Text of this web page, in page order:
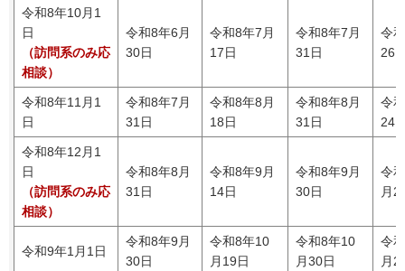
令和8年10月1
日
（訪問系のみ応
相談）
令和8年6月
30日
令和8年7月
17日
令和8年7月
31日
令
26
令和8年11月1
日
令和8年7月
31日
令和8年8月
18日
令和8年8月
31日
令
24
令和8年12月1
日
（訪問系のみ応
相談）
令和8年8月
31日
令和8年9月
14日
令和8年9月
30日
令
月
令和9年1月1日
令和8年9月
30日
令和8年10
月19日
令和8年10
月30日
令
月